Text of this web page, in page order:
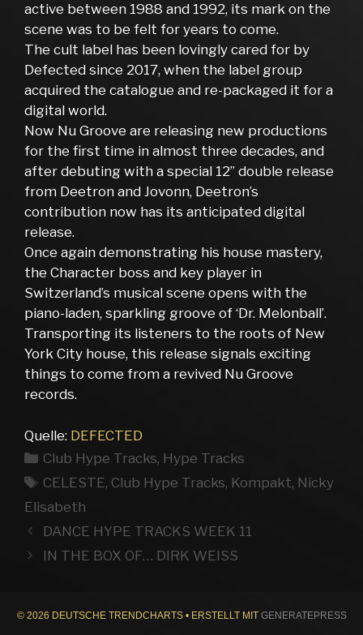
active between 1988 and 1992, its mark on the
scene was to be felt for years to come.
The cult label has been lovingly cared for by
Defected since 2017, when the label group
acquired the catalogue and re-packaged it for a
digital world.
Now Nu Groove are releasing new productions
for the first time in almost three decades, and
after debuting with a special 12” double release
from Deetron and Jovonn, Deetron’s
contribution now has its anticipated digital
release.
Once again demonstrating his house mastery,
the Character boss and key player in
Switzerland’s musical scene opens with the
piano-laden, sparkling groove of ‘Dr. Melonball’.
Transporting its listeners to the roots of New
York City house, this release signals exciting
things to come from a revived Nu Groove
records.
Quelle: DEFECTED
Kategorien
Club Hype Tracks, Hype Tracks
Schlagwörter
CELESTE, Club Hype Tracks, Kompakt, Nicky
Elisabeth
DANCE HYPE TRACKS WEEK 11
IN THE BOX OF… DIRK WEISS
© 2026 DEUTSCHE TRENDCHARTS• ERSTELLT MIT GENERATEPRESS